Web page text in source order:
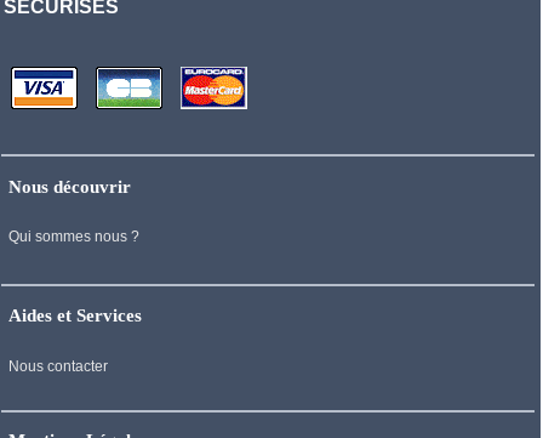
SECURISES
Nous découvrir
Qui sommes nous ?
Aides et Services
Nous contacter